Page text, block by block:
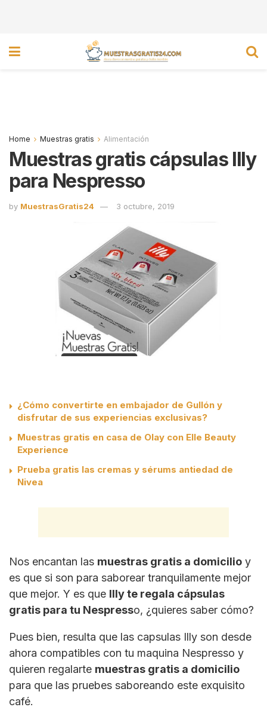
Home Muestras gratis Alimentación
Muestras gratis cápsulas Illy
para Nespresso
by MuestrasGratis24 3 octubre, 2019
¿Cómo convertirte en embajador de Gullón y
disfrutar de sus experiencias exclusivas?
Muestras gratis en casa de Olay con Elle Beauty
Experience
Prueba gratis las cremas y sérums antiedad de
Nivea
Nos encantan las muestras gratis a domicilio y
es que si son para saborear tranquilamente mejor
que mejor. Y es que Illy te regala cápsulas
gratis para tu Nespresso, ¿quieres saber cómo?
Pues bien, resulta que las capsulas Illy son desde
ahora compatibles con tu maquina Nespresso y
quieren regalarte muestras gratis a domicilio
para que las pruebes saboreando este exquisito
café.